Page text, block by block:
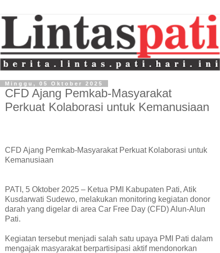
Minggu, 05 Oktober 2025
CFD Ajang Pemkab-Masyarakat
Perkuat Kolaborasi untuk Kemanusiaan
CFD Ajang Pemkab-Masyarakat Perkuat Kolaborasi untuk
Kemanusiaan
PATI, 5 Oktober 2025 – Ketua PMI Kabupaten Pati, Atik
Kusdarwati Sudewo, melakukan monitoring kegiatan donor
darah yang digelar di area Car Free Day (CFD) Alun-Alun
Pati.
Kegiatan tersebut menjadi salah satu upaya PMI Pati dalam
mengajak masyarakat berpartisipasi aktif mendonorkan